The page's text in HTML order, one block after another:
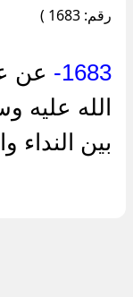
رقم: 1683 )
1683-
عن
الله عليه
بين النداء